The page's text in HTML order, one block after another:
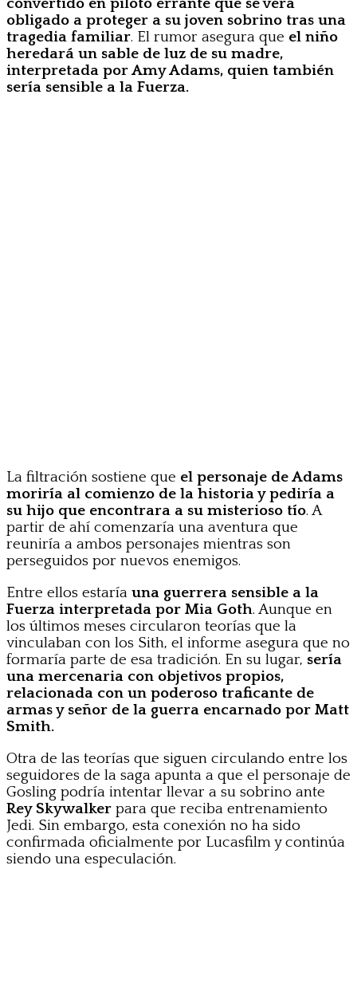
obligado a proteger a su joven sobrino tras una
tragedia familiar. El rumor asegura que el niño
heredará un sable de luz de su madre,
interpretada por Amy Adams, quien también
sería sensible a la Fuerza.
La filtración sostiene que el personaje de Adams
moriría al comienzo de la historia y pediría a
su hijo que encontrara a su misterioso tío. A
partir de ahí comenzaría una aventura que
reuniría a ambos personajes mientras son
perseguidos por nuevos enemigos.
Entre ellos estaría una guerrera sensible a la
Fuerza interpretada por Mia Goth. Aunque en
los últimos meses circularon teorías que la
vinculaban con los Sith, el informe asegura que no
formaría parte de esa tradición. En su lugar, sería
una mercenaria con objetivos propios,
relacionada con un poderoso traficante de
armas y señor de la guerra encarnado por Matt
Smith.
Otra de las teorías que siguen circulando entre los
seguidores de la saga apunta a que el personaje de
Gosling podría intentar llevar a su sobrino ante
Rey Skywalker para que reciba entrenamiento
Jedi. Sin embargo, esta conexión no ha sido
confirmada oficialmente por Lucasfilm y continúa
siendo una especulación.